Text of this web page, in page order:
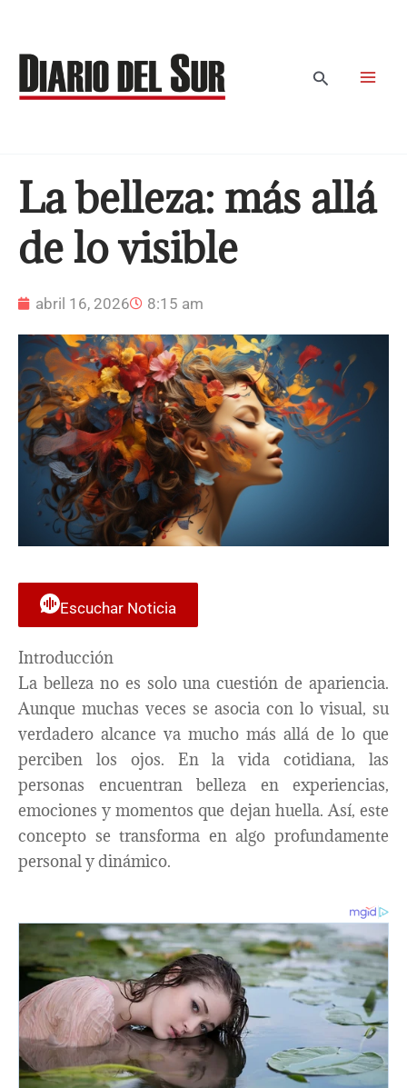
contenido
Buscar
La belleza: más allá
de lo visible
abril 16, 2026 8:15 am
Escuchar Noticia
Introducción
La belleza no es solo una cuestión de apariencia.
Aunque muchas veces se asocia con lo visual, su
verdadero alcance va mucho más allá de lo que
perciben los ojos. En la vida cotidiana, las
personas encuentran belleza en experiencias,
emociones y momentos que dejan huella. Así, este
concepto se transforma en algo profundamente
personal y dinámico.